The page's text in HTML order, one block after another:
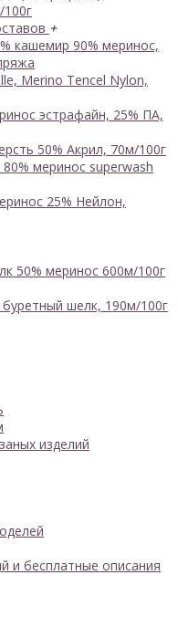
+
кашемир 90% меринос,
Merino Tencel Nylon,
эстрафайн, 25% ПА,
50% Акрил, 70м/100г
меринос superwash
25% Нейлон,
50% меринос 600м/100г
шелк, 190м/100г
изделий
и бесплатные описания